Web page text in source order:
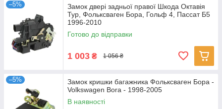
–5%
Замок двері задньої правої Шкода Октавія
Тур, Фольксваген Бора, Гольф 4, Пассат Б5
1996-2010
Готово до відправки
1 003 ₴ 1 056 ₴
–5%
Замок кришки багажника Фольксваген Бора -
Volkswagen Bora - 1998-2005
В наявності